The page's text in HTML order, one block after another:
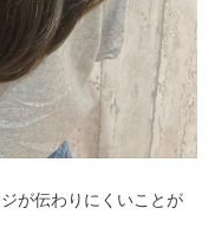
が伝わりにくいことが